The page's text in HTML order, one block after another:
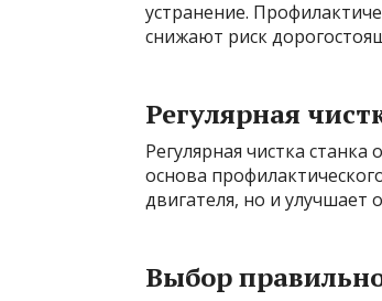
устранение.
снижают риск
Регулярная
Регулярная чистка
основа
двигателя, но и улучшает
Выбор